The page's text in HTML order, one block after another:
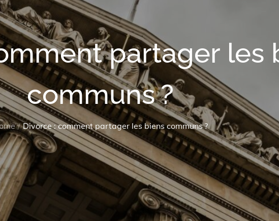
partager les
communs ?
Divorce : comment partager les biens communs ?